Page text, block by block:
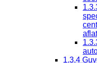
1.3.4